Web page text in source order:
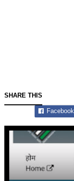
SHARE THIS
Facebook